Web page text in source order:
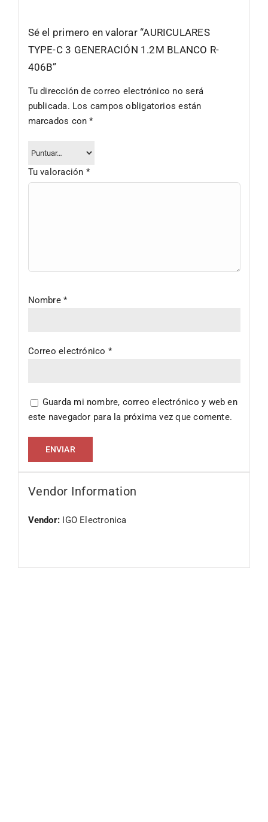
Sé el primero en valorar “AURICULARES
TYPE-C 3 GENERACIÓN 1.2M BLANCO R-
406B”
Tu dirección de correo electrónico no será
publicada. Los campos obligatorios están
marcados con*
Tu valoración *
Nombre*
Correo electrónico *
Guarda mi nombre, correo electrónico y web en
este navegador para la próxima vez que comente.
Vendor Information
Vendor: IGO Electronica